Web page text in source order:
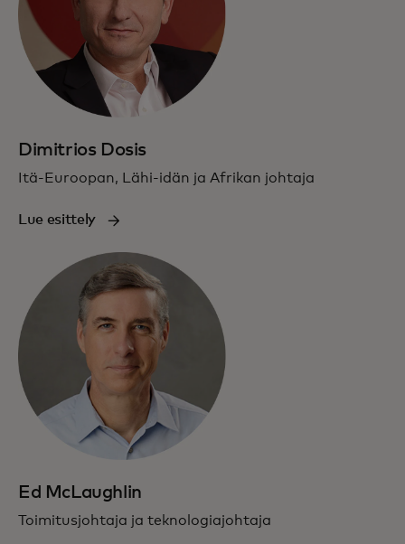
Dimitrios Dosis
Itä-Euroopan, Lähi-idän ja Afrikan johtaja
Lue esittely
Ed McLaughlin
Toimitusjohtaja ja teknologiajohtaja